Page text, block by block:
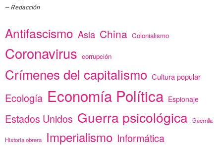
Redacción
Antifascismo Asia China Colonialismo
Coronavirus corrupción
Crímenes del capitalismo Cultura popular
Ecología Economía Política Espionaje
Estados Unidos Guerra psicológica Guerrilla
Historia obrera Imperialismo Informática